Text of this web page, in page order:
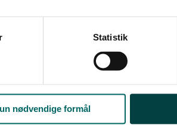
Du kan til enhver tid læse mere om
. Oplysninger om
Statistik
nødvendige formål
- 13.15